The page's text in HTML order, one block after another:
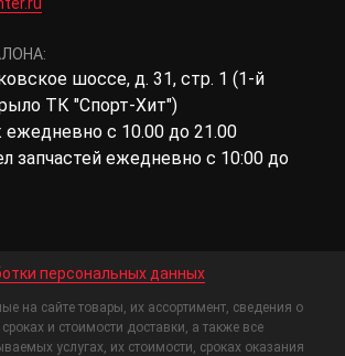
шоссе, д. 31, стр. 1 (1-й
ТК "Спорт-Хит")
с 10.00 до 21.00
запчастей ежедневно с 10:00 до
персональных данных
на сайте товары, их ассортимент, сведения о
и стоимости доставки, а также все
услугах, их стоимости, сроках оказания